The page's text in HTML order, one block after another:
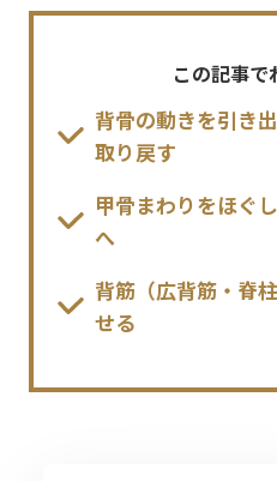
この記事で
背骨の動きを引き
取り戻す
甲骨まわりをほぐ
へ
背筋（広背筋・脊
せる